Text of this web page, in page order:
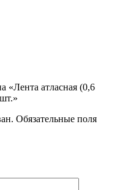
«Лента атласная (0,6
Обязательные поля